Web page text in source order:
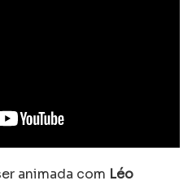
animada com Léo